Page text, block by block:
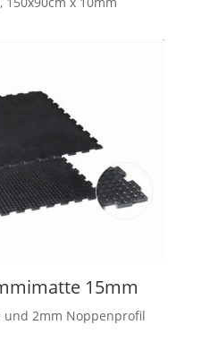
15mm
2mm Noppenprofil